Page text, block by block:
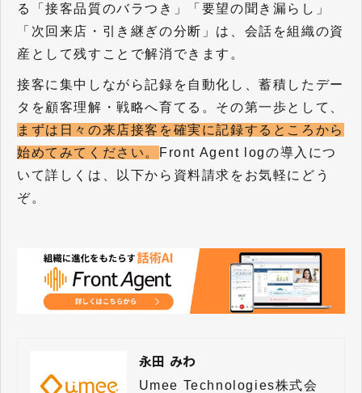
る「接客品質のバラつき」「要望の聞き漏らし」
「次回来店・引き継ぎの分断」は、会話を組織の資
産として残すことで解消できます。
接客に集中しながら記録を自動化し、蓄積したデー
タを顧客理解・戦略へ育てる。その第一歩として、
まずは日々の来店接客を確実に記録するところから
始めてみてください。
Front Agent logの導入につ
いて詳しくは、以下から資料請求をお気軽にどう
ぞ。
永田 みわ
Umee Technologies株式会